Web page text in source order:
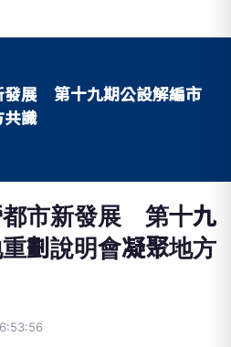
發展 第十九期公設解編市
共識
都市新發展 第十九
劃說明會凝聚地方